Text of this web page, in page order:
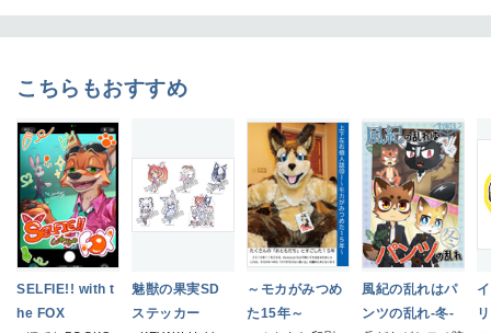
こちらもおすすめ
SELFIE!! with t
he FOX
魅獣の果実SD
ステッカー
～モカがみつめ
た15年～
風紀の乱れはパ
ンツの乱れ-冬-